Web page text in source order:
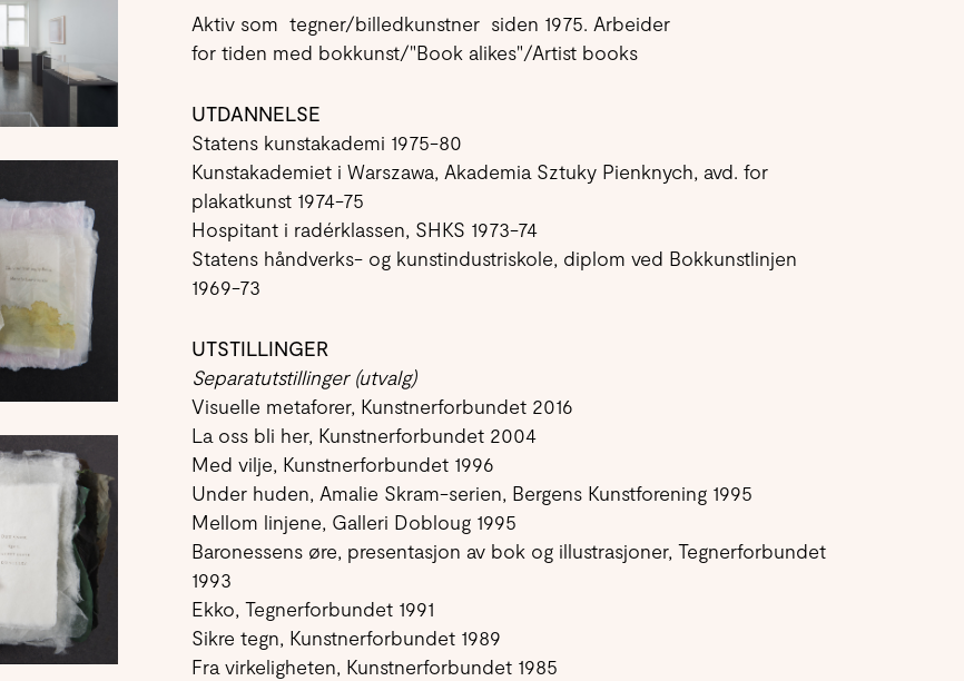
Aktiv som tegner/billedkunstner siden 1975. Arbeider
for tiden med bokkunst/"Book alikes"/Artist books
UTDANNELSE
Statens kunstakademi 1975-80
Kunstakademiet i Warszawa, Akademia Sztuky Pienknych, avd. for
plakatkunst 1974-75
Hospitant i radérklassen, SHKS 1973-74
Statens håndverks- og kunstindustriskole, diplom ved Bokkunstlinjen
1969-73
UTSTILLINGER
Separatutstillinger (utvalg)
Visuelle metaforer, Kunstnerforbundet 2016
La oss bli her, Kunstnerforbundet 2004
Med vilje, Kunstnerforbundet 1996
Under huden, Amalie Skram-serien, Bergens Kunstforening 1995
Mellom linjene, Galleri Dobloug 1995
Baronessens øre, presentasjon av bok og illustrasjoner, Tegnerforbundet
1993
Ekko, Tegnerforbundet 1991
Sikre tegn, Kunstnerforbundet 1989
Fra virkeligheten, Kunstnerforbundet 1985